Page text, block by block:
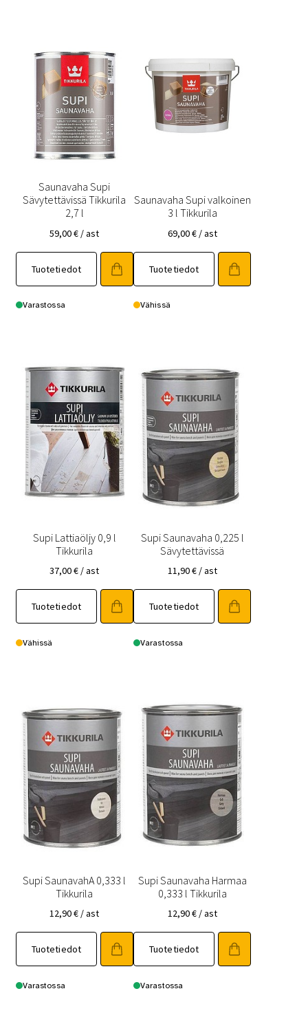
valinnat
tuotteen
sivulla.
Saunavaha Supi
Sävytettävissä Tikkurila
2,7 l
59,00€ / ast
Tuotetiedot
Varastossa
Saunavaha Supi valkoinen
3 l Tikkurila
69,00€ / ast
Tuotetiedot
Vähissä
Supi Lattiaöljy 0,9 l
Tikkurila
37,00€ / ast
Tuotetiedot
Vähissä
Supi Saunavaha 0,225 l
Sävytettävissä
11,90€ / ast
Tuotetiedot
Varastossa
Supi SaunavahA 0,333 l
Tikkurila
12,90€ / ast
Tuotetiedot
Varastossa
Supi Saunavaha Harmaa
0,333 l Tikkurila
12,90€ / ast
Tuotetiedot
Varastossa